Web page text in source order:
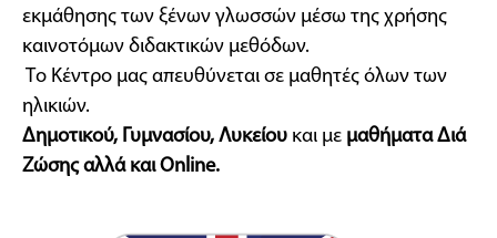
εκμάθησης των ξένων γλωσσών μέσω της χρήσης
καινοτόμων διδακτικών μεθόδων.
Το Κέντρο μας απευθύνεται σε μαθητές όλων των
ηλικιών.
Δημοτικού, Γυμνασίου, Λυκείου και με μαθήματα Διά
Ζώσης αλλά και Online.